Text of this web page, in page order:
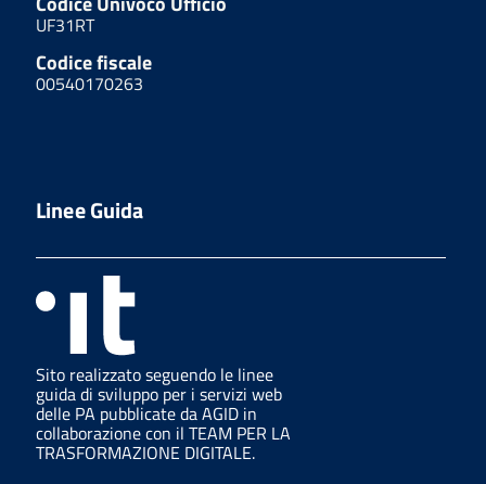
UF31RT
Codice fiscale
00540170263
Linee Guida
Sito realizzato seguendo le linee
guida di sviluppo per i servizi web
delle PA pubblicate da AGID in
collaborazione con il TEAM PER LA
TRASFORMAZIONE DIGITALE.